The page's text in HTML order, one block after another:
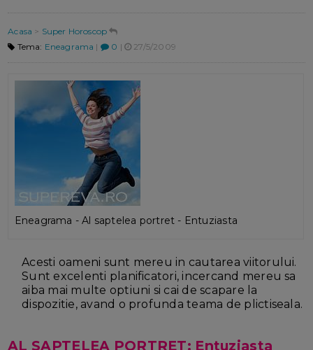
Acasa > Super Horoscop
Tema: Eneagrama | 0 | 27/5/2009
Eneagrama - Al saptelea portret - Entuziasta
Acesti oameni sunt mereu in cautarea viitorului.
Sunt excelenti planificatori, incercand mereu sa
aiba mai multe optiuni si cai de scapare la
dispozitie, avand o profunda teama de plictiseala.
AL SAPTELEA PORTRET: Entuziasta